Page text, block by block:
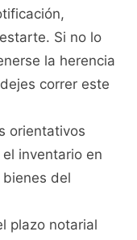
Si no lo
la herencia
correr este
orientativos
inventario en
del
plazo notarial